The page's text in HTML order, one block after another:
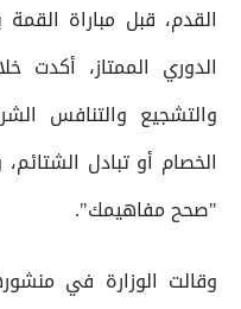
القدم، قبل مباراة
الدوري الممتاز، أكدت
والتشجيع والتنافس
الخصام أو تبادل
"صحح مفاهيمك".
وقالت الوزارة في